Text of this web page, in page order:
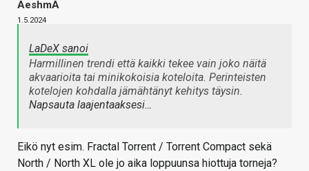
AeshmA
1.5.2024
LaDeX sanoi
Harmillinen trendi että kaikki tekee vain joko näitä
akvaarioita tai minikokoisia koteloita. Perinteisten
kotelojen kohdalla jämähtänyt kehitys täysin.
Napsauta laajentaaksesi…
Eikö nyt esim. Fractal Torrent / Torrent Compact sekä
North / North XL ole jo aika loppuunsa hiottuja torneja?